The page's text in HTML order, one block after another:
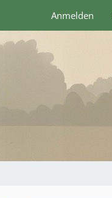
Anmelden